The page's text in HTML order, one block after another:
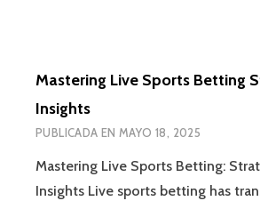
Mastering Live Sports Betting
Insights
PUBLICADA ENMAYO 18, 2025
Mastering Live Sports Betting:
Insights Live sports betting has